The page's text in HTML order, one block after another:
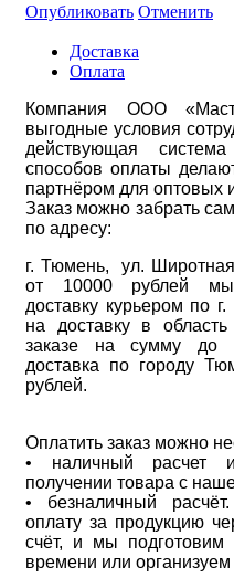
Опубликовать Отменить
Доставка
Оплата
Компания ООО
выгодные условия
действующая
способов оплаты
партнёром для оптовых
Заказ можно забрать
по адресу:
г. Тюмень, ул.
от 10000 рублей мы
доставку курьером по
на доставку в
заказе на сумму до
доставка по городу
рублей.
Оплатить заказ можно
• наличный расчет
получении товара с
• безналичный
оплату за продукцию
счёт, и мы подготовим
времени или организуем